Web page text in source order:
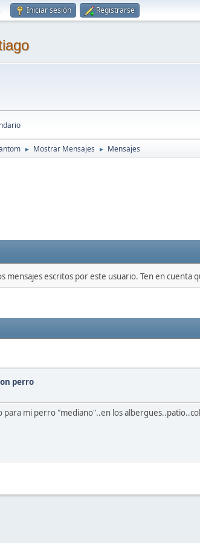
. Iniciar sesión Registrarse
► Mostrar Mensajes ► Mensajes
mensajes escritos por este usuario. Ten en
perro
para mi perro "mediano"..en los